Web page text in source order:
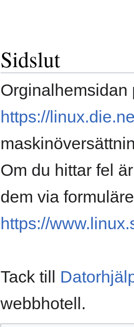
Sidslut
Orginalhemsidan
https://
Om du hittar fel
dem via
https://
Tack till
webbhotell.